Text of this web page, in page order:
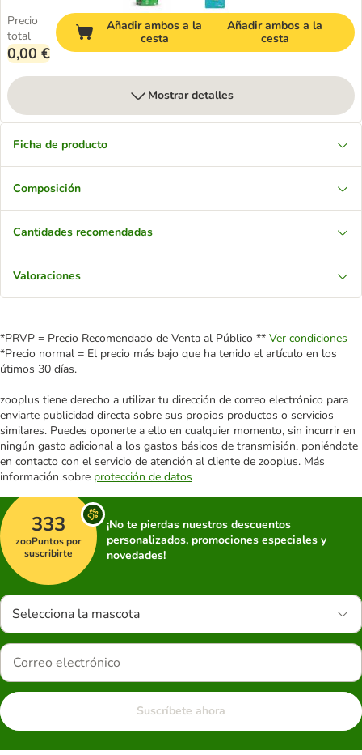
Precio
total
0,00 €
Añadir ambos a la
cesta
Añadir ambos a la
cesta
Mostrar detalles
Ficha de producto
Composición
Cantidades recomendadas
Valoraciones
*PRVP = Precio Recomendado de Venta al Público ** Ver condiciones
*Precio normal = El precio más bajo que ha tenido el artículo en los
útimos 30 días.
zooplus tiene derecho a utilizar tu dirección de correo electrónico para
enviarte publicidad directa sobre sus propios productos o servicios
similares. Puedes oponerte a ello en cualquier momento, sin incurrir en
ningún gasto adicional a los gastos básicos de transmisión, poniéndote
en contacto con el servicio de atención al cliente de zooplus. Más
información sobre protección de datos
333
zooPuntos por
suscribirte
¡No te pierdas nuestros descuentos
personalizados, promociones especiales y
novedades!
Selecciona la mascota
Suscríbete ahora